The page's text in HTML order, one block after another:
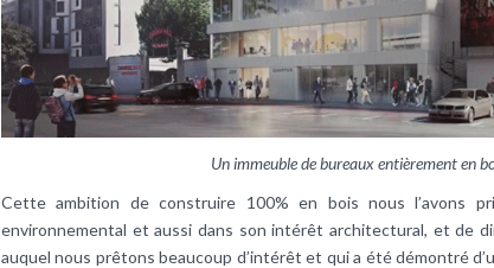
Un immeuble de bureaux entièrement en
Cette ambition de construire 100% en bois nous l’avons
environnemental et aussi dans son intérêt architectural, et de
auquel nous prêtons beaucoup d’intérêt et qui a été démontré